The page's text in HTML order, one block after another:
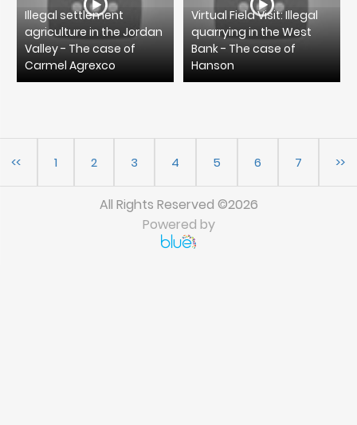
Illegal settlement
agriculture in the Jordan
Valley - The case of
Carmel Agrexco
Virtual Field Visit: Illegal
quarrying in the West
Bank - The case of
Hanson
<< 1 2 3 4 5 6 7 >>
Powered by
All Rights Reserved ©2026